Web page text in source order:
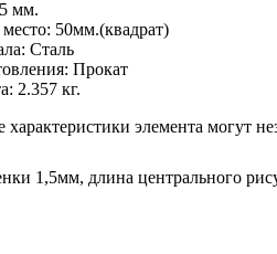
мм.
50мм.(квадрат)
: Сталь
: Прокат
2.357 кг.
характеристики элемента могут
1,5мм, длина центрального